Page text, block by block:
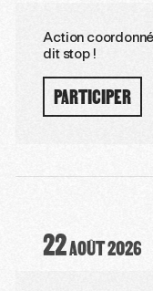
Action
dit stop !
PARTICIPER
22AOÛT2026